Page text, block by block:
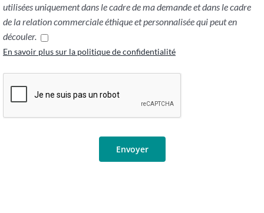
utilisées uniquement dans le cadre de ma demande et dans le cadre
de la relation commerciale éthique et personnalisée qui peut en
découler.
En savoir plus sur la politique de confidentialité